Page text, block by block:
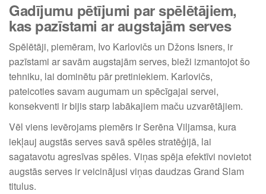
Gadījumu pētījumi par spēlētājiem,
kas pazīstami ar augstajām serves
Spēlētāji, piemēram, Ivo Karlovičs un Džons Isners, ir
pazīstami ar savām augstajām serves, bieži izmantojot šo
tehniku, lai dominētu pār pretiniekiem. Karlovičs,
pateicoties savam augumam un spēcīgajai servei,
konsekventi ir bijis starp labākajiem maču uzvarētājiem.
Vēl viens ievērojams piemērs ir Serēna Viljamsa, kura
iekļauj augstās serves savā spēles stratēģijā, lai
sagatavotu agresīvas spēles. Viņas spēja efektīvi novietot
augstās serves ir veicinājusi viņas daudzas Grand Slam
titulus.